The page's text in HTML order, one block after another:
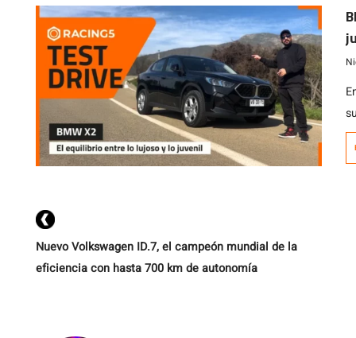
Nuevo Volkswagen ID.7, el campeón mundial de la
eficiencia con hasta 700 km de autonomía